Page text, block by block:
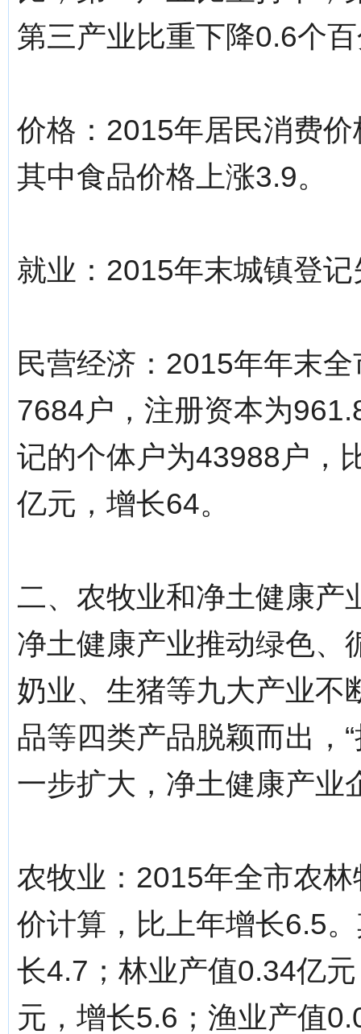
第三产业比重下降0.6个
价格：2015年居民消费
其中食品价格上涨3.9。
就业：2015年末城镇登
民营经济：2015年年末
7684户，注册资本为
记的个体户为43988户，
亿元，增长64。
二、农牧业和净土健康产
净土健康产业推动绿色、
奶业、生猪等九大产业不
品等四类产品脱颖而出，
一步扩大，净土健康产业
农牧业：2015年全市农
价计算，比上年增长6.5
长4.7；林业产值0.34亿
元，增长5.6；渔业产值